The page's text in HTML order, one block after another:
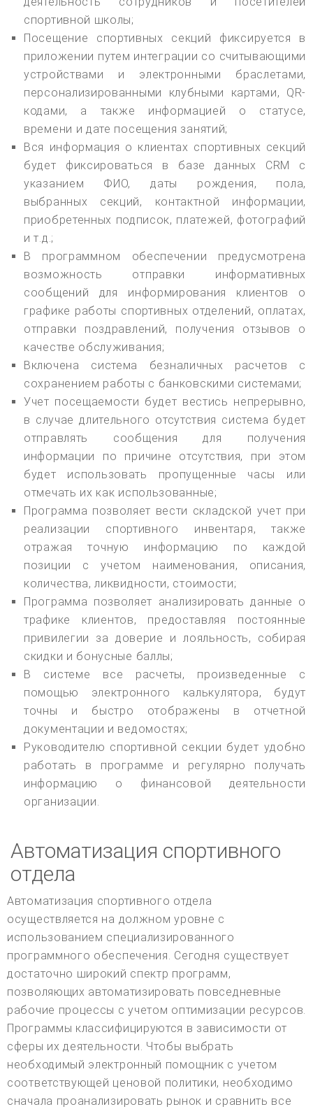
спортивной школы;
Посещение спортивных секций фиксируется в
приложении путем интеграции со считывающими
устройствами и электронными браслетами,
персонализированными клубными картами, QR-
кодами, а также информацией о статусе,
времени и дате посещения занятий;
Вся информация о клиентах спортивных секций
будет фиксироваться в базе данных CRM с
указанием ФИО, даты рождения, пола,
выбранных секций, контактной информации,
приобретенных подписок, платежей, фотографий
и т.д.;
В программном обеспечении предусмотрена
возможность отправки информативных
сообщений для информирования клиентов о
графике работы спортивных отделений, оплатах,
отправки поздравлений, получения отзывов о
качестве обслуживания;
Включена система безналичных расчетов с
сохранением работы с банковскими системами;
Учет посещаемости будет вестись непрерывно,
в случае длительного отсутствия система будет
отправлять сообщения для получения
информации по причине отсутствия, при этом
будет использовать пропущенные часы или
отмечать их как использованные;
Программа позволяет вести складской учет при
реализации спортивного инвентаря, также
отражая точную информацию по каждой
позиции с учетом наименования, описания,
количества, ликвидности, стоимости;
Программа позволяет анализировать данные о
трафике клиентов, предоставляя постоянные
привилегии за доверие и лояльность, собирая
скидки и бонусные баллы;
В системе все расчеты, произведенные с
помощью электронного калькулятора, будут
точны и быстро отображены в отчетной
документации и ведомостях;
Руководителю спортивной секции будет удобно
работать в программе и регулярно получать
информацию о финансовой деятельности
организации.
Автоматизация спортивного
отдела
Автоматизация спортивного отдела
осуществляется на должном уровне с
использованием специализированного
программного обеспечения. Сегодня существует
достаточно широкий спектр программ,
позволяющих автоматизировать повседневные
рабочие процессы с учетом оптимизации ресурсов.
Программы классифицируются в зависимости от
сферы их деятельности. Чтобы выбрать
необходимый электронный помощник с учетом
соответствующей ценовой политики, необходимо
сначала проанализировать рынок и сравнить все